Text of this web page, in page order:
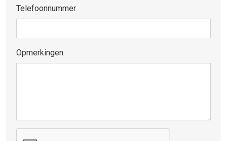
Telefoonnummer
Opmerkingen